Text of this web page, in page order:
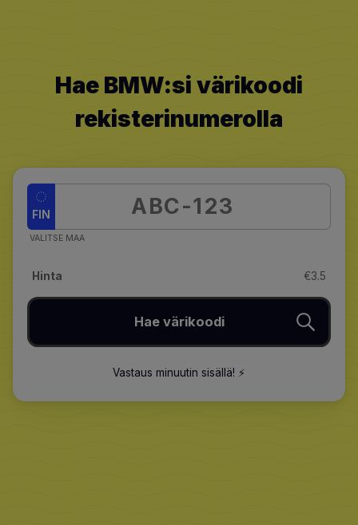
Hae BMW:si värikoodi
rekisterinumerolla
FIN
VALITSE MAA
Hinta €3.5
Hae värikoodi
Vastaus minuutin sisällä! ⚡️